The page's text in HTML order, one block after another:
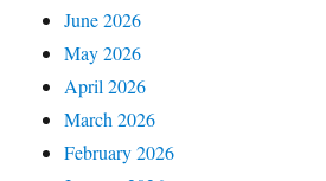
June 2026
May 2026
April 2026
March 2026
February 2026